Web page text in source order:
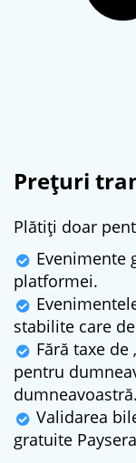
Prețuri
Plătiți doar
Evenimente
platformei.
stabilite care
Fără taxe de
pentru
dumneavoastră.
Validarea
gratuite